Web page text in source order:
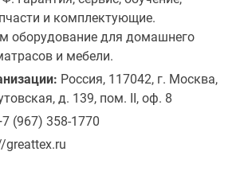
и комплектующие.
оборудование для домашнего
и мебели.
Россия, 117042, г. Москва,
д. 139, пом. II, оф. 8
(967) 358-1770
greattex.ru